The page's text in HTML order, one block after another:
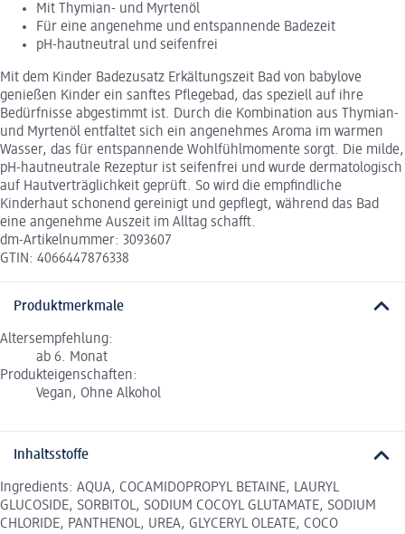
Mit Thymian- und Myrtenöl
Für eine angenehme und entspannende Badezeit
pH-hautneutral und seifenfrei
Mit dem Kinder Badezusatz Erkältungszeit Bad von babylove
genießen Kinder ein sanftes Pflegebad, das speziell auf ihre
Bedürfnisse abgestimmt ist. Durch die Kombination aus Thymian-
und Myrtenöl entfaltet sich ein angenehmes Aroma im warmen
Wasser, das für entspannende Wohlfühlmomente sorgt. Die milde,
pH-hautneutrale Rezeptur ist seifenfrei und wurde dermatologisch
auf Hautverträglichkeit geprüft. So wird die empfindliche
Kinderhaut schonend gereinigt und gepflegt, während das Bad
eine angenehme Auszeit im Alltag schafft.
dm-Artikelnummer: 3093607
GTIN: 4066447876338
Produktmerkmale
Altersempfehlung:
ab 6. Monat
Produkteigenschaften:
Vegan, Ohne Alkohol
Inhaltsstoffe
Ingredients: AQUA, COCAMIDOPROPYL BETAINE, LAURYL
GLUCOSIDE, SORBITOL, SODIUM COCOYL GLUTAMATE, SODIUM
CHLORIDE, PANTHENOL, UREA, GLYCERYL OLEATE, COCO